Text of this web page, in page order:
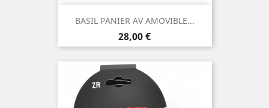
BASIL PANIER AV AMOVIBLE...
Prix
28,00 €